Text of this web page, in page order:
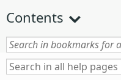
Contents